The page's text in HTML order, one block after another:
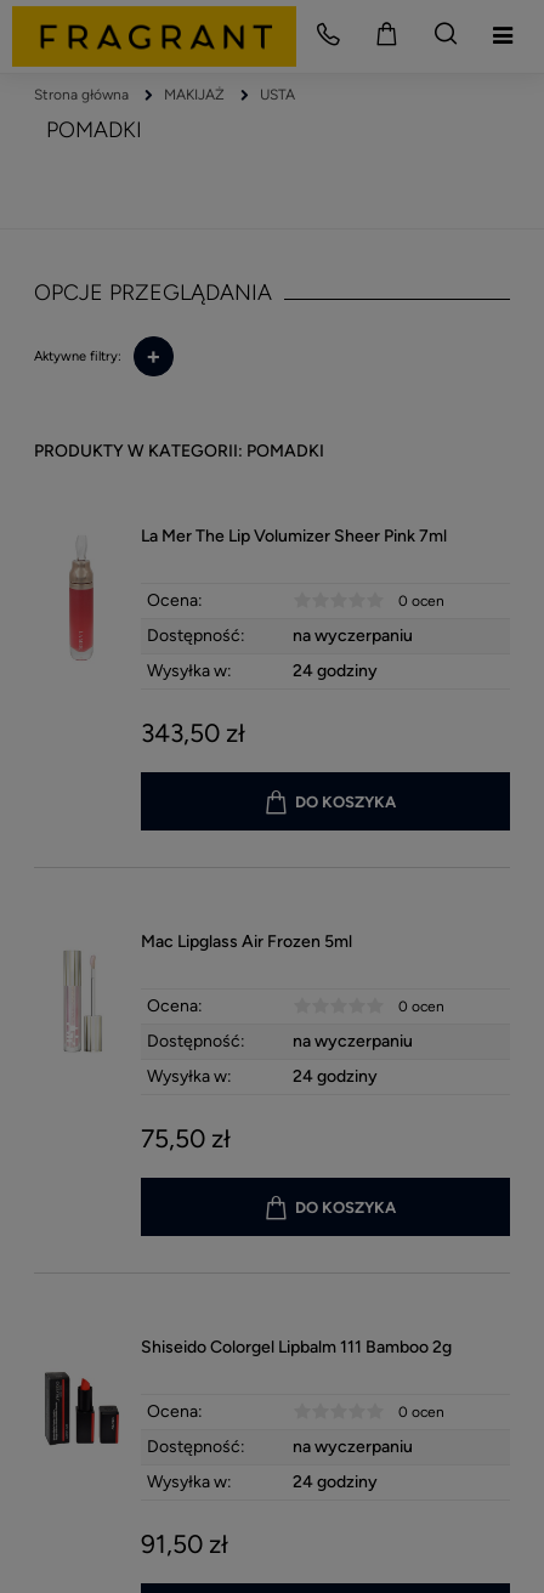
Strona główna MAKIJAŻ USTA
POMADKI
OPCJE PRZEGLĄDANIA
Aktywne filtry: +
POMADKI
La Mer The Lip Volumizer Sheer Pink 7ml
Ocena: 0 ocen
Dostępność:
na wyczerpaniu
Wysyłka w:
24 godziny
343,50 zł
DO KOSZYKA
Mac Lipglass Air Frozen 5ml
Ocena: 0 ocen
Dostępność:
na wyczerpaniu
Wysyłka w:
24 godziny
75,50 zł
DO KOSZYKA
Shiseido Colorgel Lipbalm 111 Bamboo 2g
Ocena: 0 ocen
Dostępność:
na wyczerpaniu
Wysyłka w:
24 godziny
91,50 zł